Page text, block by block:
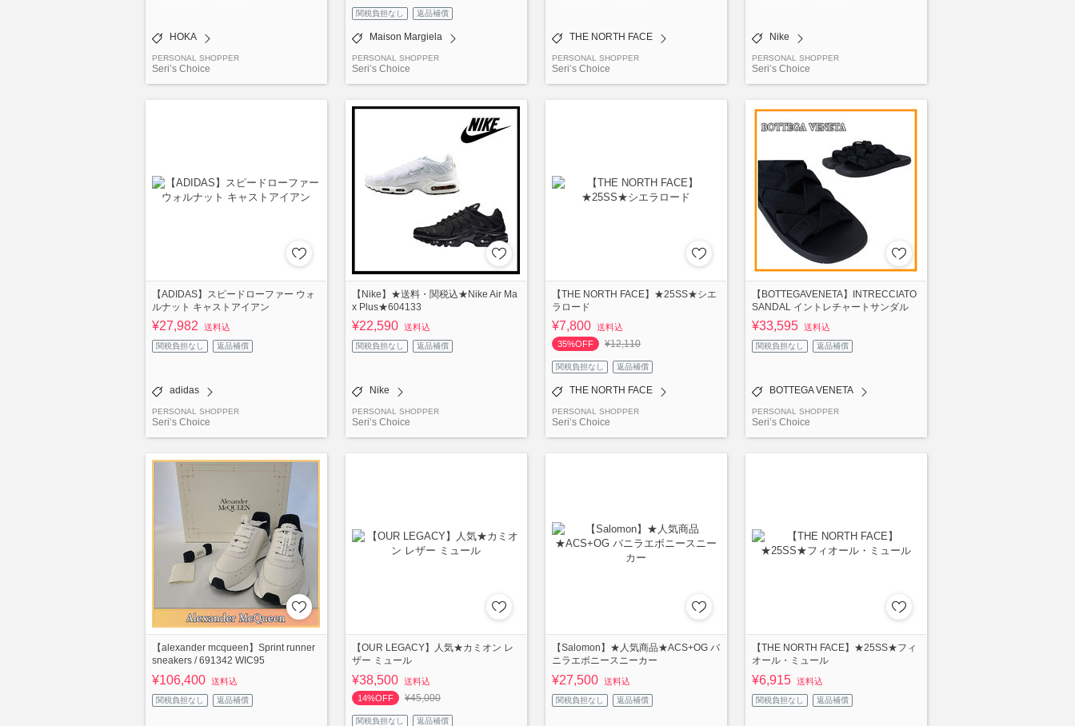
HOKA
PERSONAL SHOPPER
Seri’s Choice
関税負担なし 返品補償
Maison Margiela
PERSONAL SHOPPER
Seri’s Choice
THE NORTH FACE
PERSONAL SHOPPER
Seri’s Choice
Nike
PERSONAL SHOPPER
Seri’s Choice
【ADIDAS】スピードローファー ウォ
ルナット キャストアイアン
¥27,982 送料込
関税負担なし 返品補償
adidas
PERSONAL SHOPPER
Seri’s Choice
【Nike】★送料・関税込★Nike Air Ma
x Plus★604133
¥22,590 送料込
関税負担なし 返品補償
Nike
PERSONAL SHOPPER
Seri’s Choice
【THE NORTH FACE】★25SS★シエ
ラロード
¥7,800 送料込
35%OFF
¥12,110
関税負担なし 返品補償
THE NORTH FACE
PERSONAL SHOPPER
Seri’s Choice
【BOTTEGAVENETA】INTRECCIATO
SANDAL イントレチャートサンダル
¥33,595 送料込
関税負担なし 返品補償
BOTTEGA VENETA
PERSONAL SHOPPER
Seri’s Choice
【alexander mcqueen】Sprint runner
sneakers / 691342 WIC95
¥106,400 送料込
関税負担なし 返品補償
【OUR LEGACY】人気★カミオン レ
ザー ミュール
¥38,500 送料込
14%OFF
¥45,000
関税負担なし 返品補償
【Salomon】★人気商品★ACS+OG バ
ニラエボニースニーカー
¥27,500 送料込
関税負担なし 返品補償
【THE NORTH FACE】★25SS★フィ
オール・ミュール
¥6,915 送料込
関税負担なし 返品補償